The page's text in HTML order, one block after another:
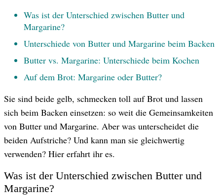
© AdobeStock
Was ist der Unterschied zwischen Butter und
Margarine?
Unterschiede von Butter und Margarine beim Backen
Butter vs. Margarine: Unterschiede beim Kochen
Auf dem Brot: Margarine oder Butter?
Sie sind beide gelb, schmecken toll auf Brot und lassen
sich beim Backen einsetzen: so weit die Gemeinsamkeiten
von Butter und Margarine. Aber was unterscheidet die
beiden Aufstriche? Und kann man sie gleichwertig
verwenden? Hier erfahrt ihr es.
Was ist der Unterschied zwischen Butter und
Margarine?